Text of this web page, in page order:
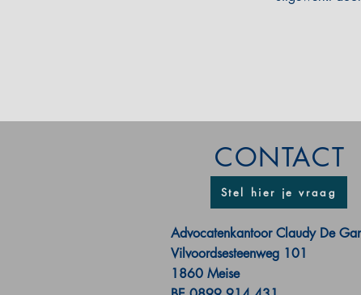
CONTACT
Advocatenkantoor Claudy De
Vilvoordsesteenweg 101
1860 Meise
Stel hier je vraag